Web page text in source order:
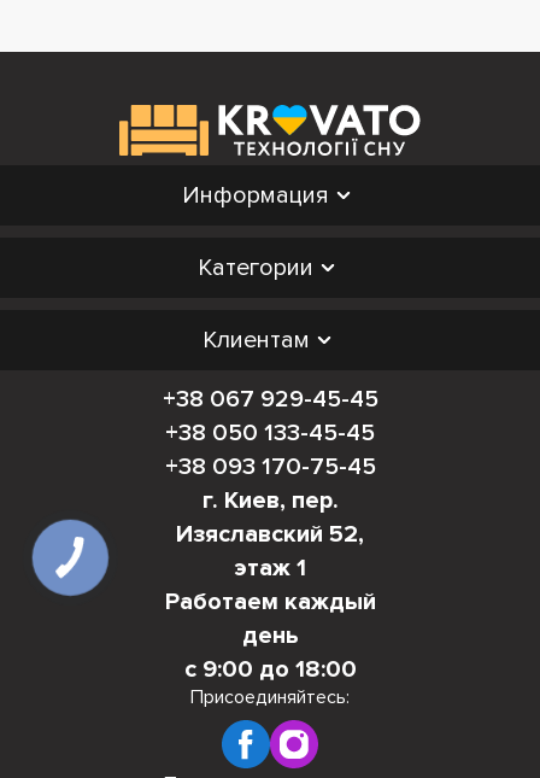
Информация
Категории
Клиентам
+38 067 929-45-45
+38 050 133-45-45
+38 093 170-75-45
г. Киев, пер.
Изяславский 52,
этаж 1
Работаем каждый
день
с 9:00 до 18:00
Присоединяйтесь: